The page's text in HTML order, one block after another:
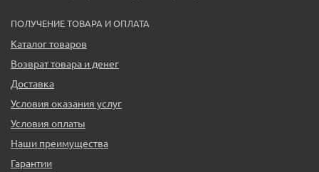
ПОЛУЧЕНИЕ ТОВАРА И ОПЛАТА
Каталог товаров
Возврат товара и денег
Доставка
Условия оказания услуг
Условия оплаты
Наши преимущества
Гарантии